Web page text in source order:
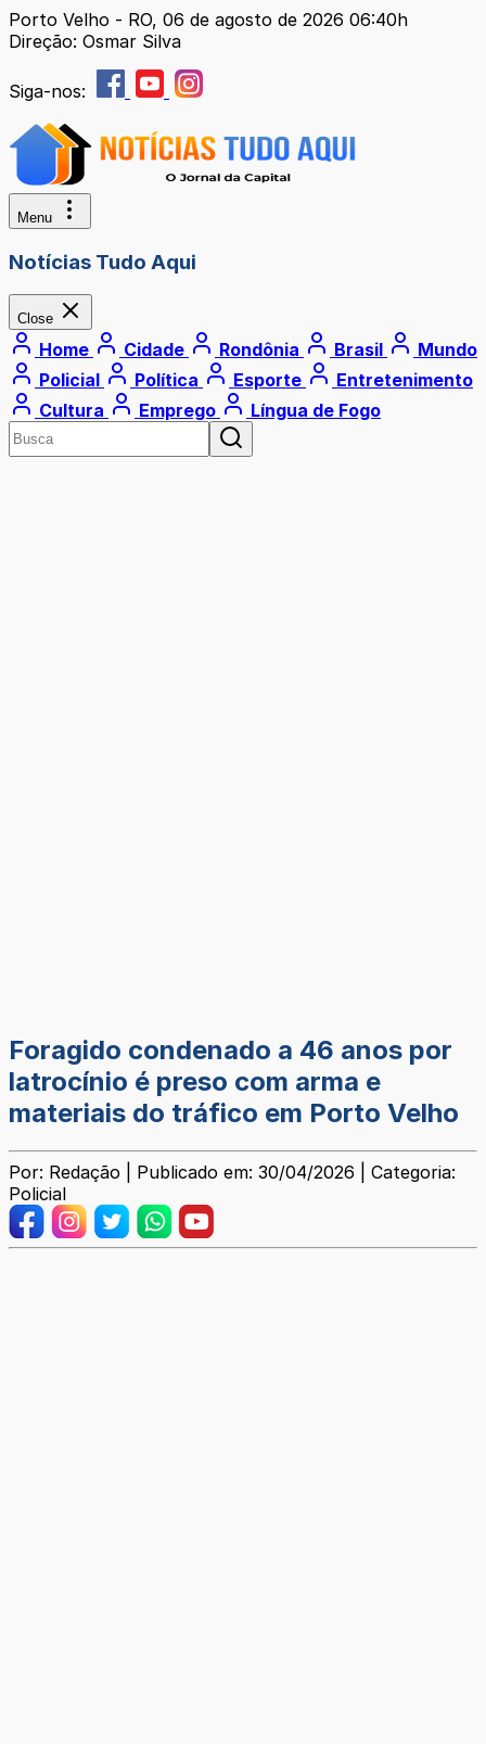
Porto Velho - RO, 06 de agosto de 2026 06:40h
Direção: Osmar Silva
Siga-nos:
Menu
Notícias Tudo Aqui
Close
Home Cidade Rondônia Brasil
Mundo
Policial
Política Esporte
Entretenimento
Cultura
Emprego Língua de Fogo
Foragido condenado a 46 anos por
latrocínio é preso com arma e
materiais do tráfico em Porto Velho
Por: Redação | Publicado em: 30/04/2026 | Categoria:
Policial